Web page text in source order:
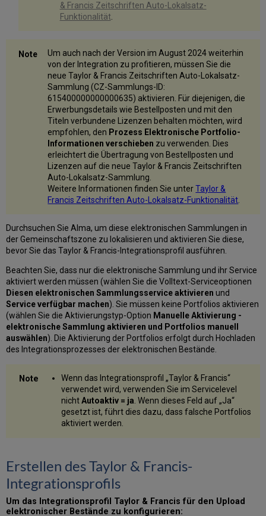
& Francis Zeitschriften Auto-Lokalsatz-
Funktionalität.
Um auch nach der Version im August 2024 weiterhin
von der Integration zu profitieren, müssen Sie die
neue Taylor & Francis Zeitschriften Auto-Lokalsatz-
Sammlung (CZ-Sammlungs-ID:
615400000000000635) aktivieren. Für diejenigen, die
Erwerbungsdetails wie Bestellposten und mit den
Titeln verbundene Lizenzen behalten möchten, wird
empfohlen, den Prozess Elektronische Portfolio-
Informationen verschieben zu verwenden. Dies
erleichtert die Übertragung von Bestellposten und
Lizenzen auf die neue Taylor & Francis Zeitschriften
Auto-Lokalsatz-Sammlung.
Weitere Informationen finden Sie unterTaylor &
Francis Zeitschriften Auto-Lokalsatz-Funktionalität.
Durchsuchen Sie Alma, um diese elektronischen Sammlungen in
der Gemeinschaftszone zu lokalisieren und aktivieren Sie diese,
bevor Sie das Taylor & Francis-Integrationsprofil ausführen.
Beachten Sie, dass nur die elektronische Sammlung und ihr Service
aktiviert werden müssen (wählen Sie die Volltext-Serviceoptionen
Diesen elektronischen Sammlungsservice aktivieren und
Service verfügbar machen). Sie müssen keine Portfolios aktivieren
(wählen Sie die Aktivierungstyp-Option Manuelle Aktivierung -
elektronische Sammlung aktivieren und Portfolios manuell
auswählen). Die Aktivierung der Portfolios erfolgt durch Hochladen
des Integrationsprozesses der elektronischen Bestände.
Wenn das Integrationsprofil „Taylor & Francis“
verwendet wird, verwenden Sie im Servicelevel
nichtAutoaktiv = ja. Wenn dieses Feld auf „Ja“
gesetzt ist, führt dies dazu, dass falsche Portfolios
aktiviert werden.
Erstellen des Taylor & Francis-
Integrationsprofils
Um das Integrationsprofil Taylor & Francis für den Upload
elektronischer Bestände zu konfigurieren: